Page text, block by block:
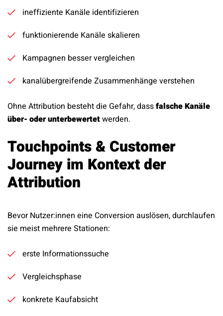
ineffiziente Kanäle identifizieren
funktionierende Kanäle skalieren
Kampagnen besser vergleichen
kanalübergreifende Zusammenhänge verstehen
Ohne Attribution besteht die Gefahr, dassfalsche Kanäle
über- oder unterbewertetwerden.
Touchpoints & Customer
Journey im Kontext der
Attribution
Bevor Nutzer:innen eine Conversion auslösen, durchlaufen
sie meist mehrere Stationen:
erste Informationssuche
Vergleichsphase
konkrete Kaufabsicht